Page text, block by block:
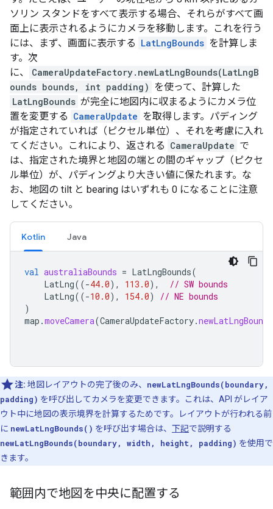
ソリン スタンドをすべて表示する場合、それらがすべて画
面上に表示されるようにカメラを移動します。これを行う
には、まず、画面に表示する LatLngBounds を計算しま
す。次
に、
CameraUpdateFactory.newLatLngBounds(LatLngB
ounds bounds, int padding) を使って、計算した
LatLngBounds が完全に地図内に収まるようにカメラ位
置を変更する CameraUpdate を取得します。パディング
が指定されていれば（ピクセル単位）、それを考慮に入れ
てください。これにより、返される CameraUpdate で
は、指定された境界と地図の端との間のギャップ（ピクセ
ル単位）が、パディングより大きい値に保たれます。な
お、地図の tilt と bearing はいずれも 0 になることに注意
してください。
Kotlin Java
val australiaBounds = LatLngBounds(
LatLng((-44.0), 113.0),
// SW bounds
LatLng((-10.0), 154.0)
// NE bounds
)
map .moveCamera(CameraUpdateFactory.newLatLngBounds
注: 地図レイアウトの完了後のみ、 newLatLngBounds(boundary,
padding) を呼び出してカメラを変更できます。これは、API がレイア
ウト中に地図の表示境界を計算するためです。レイアウトが行われる前
に newLatLngBounds() を呼び出す場合は、 下記で説明する
newLatLngBounds(boundary, width, height, padding) を使用で
きます。
範囲内で地図を中央に配置する